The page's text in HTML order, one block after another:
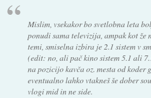
Mislim, vsekakor bo svetlobna leta
ponudi sama televizija, ampak kot že
temi, smiselna izbira je 2.1 sistem v
(edit: no, ali pač kino sistem 5.1 ali
na pozicijo kavča oz. mesta od koder
eventualno lahko vtakneš še dober
vlogi mid in ne side.